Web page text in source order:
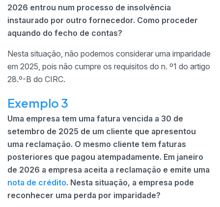
2026 entrou num processo de insolvência
instaurado por outro fornecedor. Como proceder
aquando do fecho de contas?
Nesta situação, não podemos considerar uma imparidade
em 2025, pois não cumpre os requisitos do n. º1 do artigo
28.º-B do CIRC.
Exemplo 3
Uma empresa tem uma fatura vencida a 30 de
setembro de 2025 de um cliente que apresentou
uma reclamação. O mesmo cliente tem faturas
posteriores que pagou atempadamente. Em janeiro
de 2026 a empresa aceita a reclamação e emite uma
nota de crédito. Nesta situação, a empresa pode
reconhecer uma perda por imparidade?